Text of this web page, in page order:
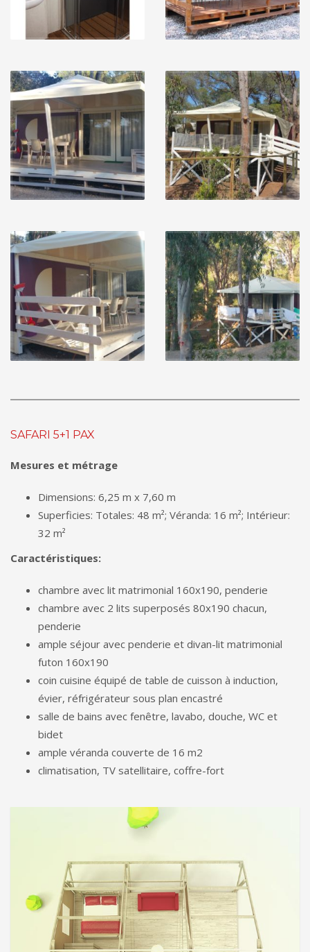
SAFARI 5+1 PAX
Mesures et métrage
Dimensions: 6,25 m x 7,60 m
Superficies: Totales: 48 m²; Véranda: 16 m²; Intérieur:
32 m²
Caractéristiques:
chambre avec lit matrimonial 160x190, penderie
chambre avec 2 lits superposés 80x190 chacun,
penderie
ample séjour avec penderie et divan-lit matrimonial
futon 160x190
coin cuisine équipé de table de cuisson à induction,
évier, réfrigérateur sous plan encastré
salle de bains avec fenêtre, lavabo, douche, WC et
bidet
ample véranda couverte de 16 m2
climatisation, TV satellitaire, coffre-fort